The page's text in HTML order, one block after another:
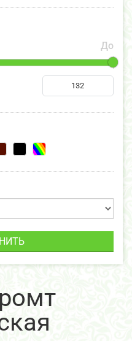
До